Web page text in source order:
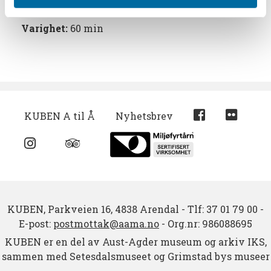
Maks antall elever:25
Varighet: 60 min
KUBEN A til Å Nyhetsbrev
KUBEN, Parkveien 16, 4838 Arendal - Tlf: 37 01 79 00 -
E-post: postmottak@aama.no - Org.nr: 986088695
KUBEN er en del av Aust-Agder museum og arkiv IKS,
sammen med Setesdalsmuseet og Grimstad bys museer